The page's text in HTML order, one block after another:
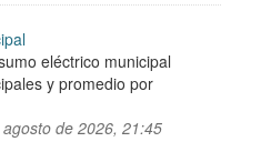
eléctrico municipal
y promedio por
de 2026, 21:45